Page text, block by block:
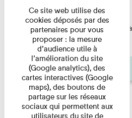
Lecture
couchant) [Angle nord-est de
Zamir et lumières du ...
Pages
Ce site web utilise des
cookies déposés par des
partenaires pour vous
proposer : la mesure
d’audience utile à
l’amélioration du site
(Google analytics), des
cartes interactives (Google
maps), des boutons de
partage sur les réseaux
sociaux qui permettent aux
utilisateurs du site de